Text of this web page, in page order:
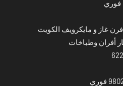
فوري
غاز و مايكرويف الكويت
أفران وطباخات